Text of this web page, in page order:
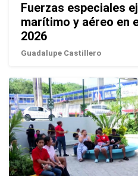
Fuerzas especiales
marítimo y aéreo en
2026
Guadalupe Castillero